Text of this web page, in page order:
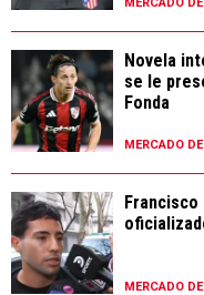
MERCADO
Novela
se le
Fonda
MERCADO
MERCADO